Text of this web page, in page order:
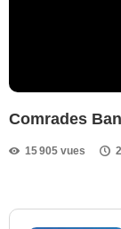
Comrades
15 905 vues